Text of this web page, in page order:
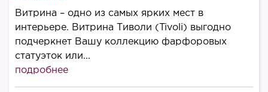
Ширина, мм
700
Глубина, мм
440
Материал фасада
Витрина – одно из самых ярких мест в
интерьере. Витрина Тиволи (Tivoli) выгодно
подчеркнет Вашу коллекцию фарфоровых
статуэток или...
подробнее